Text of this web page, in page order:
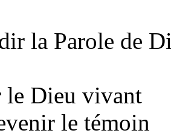
la Parole de
le Dieu vivant
le témoin